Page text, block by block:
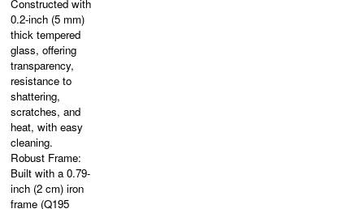
Constructed with
0.2-inch (5 mm)
thick tempered
glass, offering
transparency,
resistance to
shattering,
scratches, and
heat, with easy
cleaning.
Robust Frame:
Built with a 0.79-
inch (2 cm) iron
frame (Q195